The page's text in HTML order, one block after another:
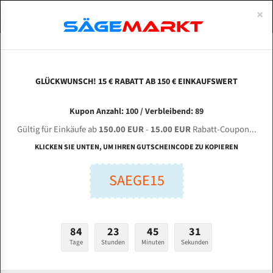
BEMAT / BENIGN BMT 330 SA für 4100 mm Bi-
Metall Bandsägeblätter
Länge (mm):
Stärken + Zahnteilung:
mm
ABOUTS
ENGLISH
Bi-Metall Meterware
Fleischerei Bandsägeblätter
Bandmesser Glatt Meterware
Konvex Meterware
×
GLÜCKWUNSCH! 15 € RABATT AB 150 € EINKAUFSWERT
Kupon Anzahl: 100 / Verbleibend: 89
Gültig für Einkäufe ab150.00 EUR- 15.00 EURRabatt-Coupon...
KLICKEN SIE UNTEN, UM IHREN GUTSCHEINCODE ZU KOPIEREN
SAEGE15
84
Tage
23
Stunden
45
Minuten
30
Sekunden